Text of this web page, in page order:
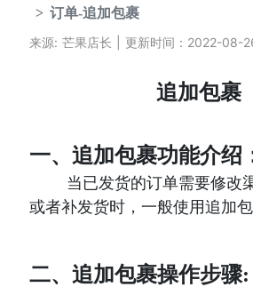
订单-追加包裹
来源: 芒果店长 | 更新时间：2022-08-
追加包裹
一、追加包裹功能介绍
当已发货的订单需要修改
或者补发货时，一般使用追加包
二、追加包裹操作步骤: